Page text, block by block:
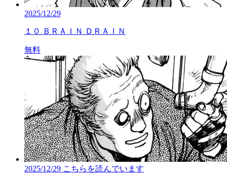
2025/12/29
１０ ＢＲＡＩＮ ＤＲＡＩＮ
無料
2025/12/29 こちらを読んでいます